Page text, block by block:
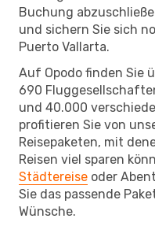
Buchung
und sichern Sie sich
Puerto Vallarta.
Auf Opodo finden Sie
690
und 40.000
profitieren Sie von
Reisepaketen, mit
Reisen viel sparen
Städtereise oder
Sie das passende
Wünsche.